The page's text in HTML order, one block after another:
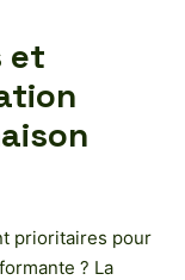
et
prioritaires pour
? La